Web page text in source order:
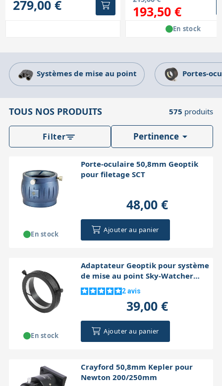
279,00 € 193,50 €
En stock
Systèmes de mise au point Portes-
TOUS NOS PRODUITS 575 produits
Filter Pertinence 
Porte-oculaire 50,8mm Geoptik
pour filetage SCT
48,00 €
Ajouter au panier
En stock
Adaptateur Geoptik pour système
de mise au point Sky-Watcher
50,8mm
2avis
39,00 €
Ajouter au panier
En stock
Crayford 50,8mm Kepler pour
Newton 200/250mm